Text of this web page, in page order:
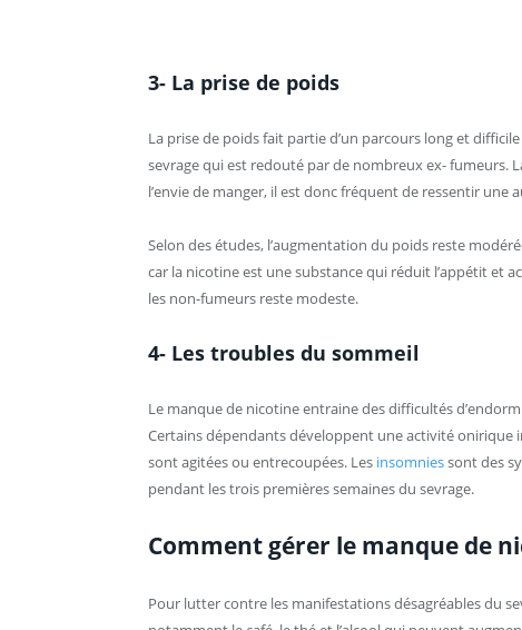
3- La prise de poids
La prise de poids fait partie d’un parcours long et
sevrage qui est redouté par de nombreux ex-
l’envie de manger, il est donc fréquent de ressentir une
Selon des études, l’augmentation du poids reste
car la nicotine est une substance qui réduit l’appétit et
les non-fumeurs reste modeste.
4- Les troubles du sommeil
Le manque de nicotine entraine des difficultés
Certains dépendants développent une activité onirique
sont agitées ou entrecoupées. Les insomniessont des
pendant les trois premières semaines du sevrage.
Comment gérer le manque de
Pour lutter contre les manifestations désagréables du